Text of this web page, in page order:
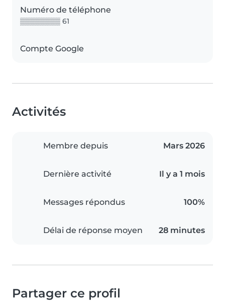
Numéro de téléphone
▒▒▒▒▒▒▒▒ 61
Compte Google
Activités
Membre depuis Mars 2026
Dernière activité Il y a 1 mois
Messages répondus 100%
Délai de réponse moyen 28 minutes
Partager ce profil